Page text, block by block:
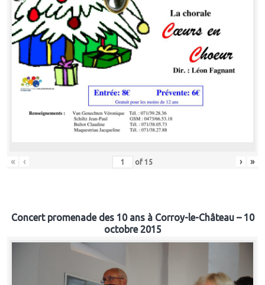
« ‹ of 15 › »
Concert promenade des 10 ans à Corroy-le-Château – 10
octobre 2015